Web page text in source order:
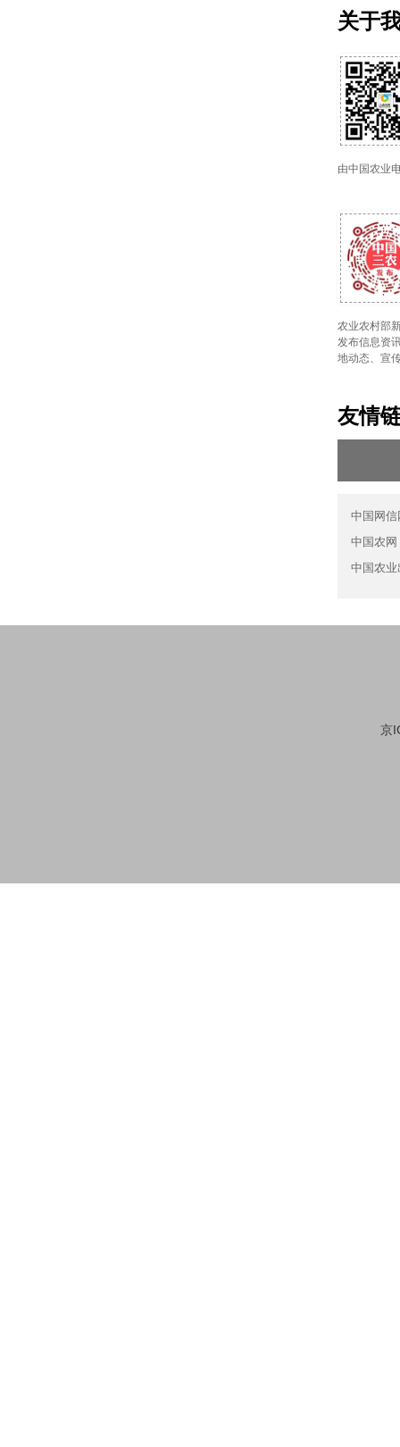
关于
由中国农业
农业农村部
发布信息资
地动态、宣
友情
中国网信
中国农网
中国农业
京